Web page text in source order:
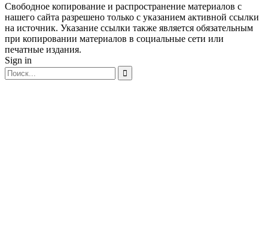
Свободное копирование и распространение материалов с
нашего сайта разрешено только с указанием активной ссылки
на источник. Указание ссылки также является обязательным
при копировании материалов в социальные сети или
печатные издания.
Sign in